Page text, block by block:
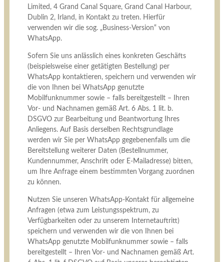
Limited, 4 Grand Canal Square, Grand Canal Harbour,
Dublin 2, Irland, in Kontakt zu treten. Hierfür
verwenden wir die sog. „Business-Version“ von
WhatsApp.
Sofern Sie uns anlässlich eines konkreten Geschäfts
(beispielsweise einer getätigten Bestellung) per
WhatsApp kontaktieren, speichern und verwenden wir
die von Ihnen bei WhatsApp genutzte
Mobilfunknummer sowie – falls bereitgestellt – Ihren
Vor- und Nachnamen gemäß Art. 6 Abs. 1 lit. b.
DSGVO zur Bearbeitung und Beantwortung Ihres
Anliegens. Auf Basis derselben Rechtsgrundlage
werden wir Sie per WhatsApp gegebenenfalls um die
Bereitstellung weiterer Daten (Bestellnummer,
Kundennummer, Anschrift oder E-Mailadresse) bitten,
um Ihre Anfrage einem bestimmten Vorgang zuordnen
zu können.
Nutzen Sie unseren WhatsApp-Kontakt für allgemeine
Anfragen (etwa zum Leistungsspektrum, zu
Verfügbarkeiten oder zu unserem Internetauftritt)
speichern und verwenden wir die von Ihnen bei
WhatsApp genutzte Mobilfunknummer sowie – falls
bereitgestellt – Ihren Vor- und Nachnamen gemäß Art.